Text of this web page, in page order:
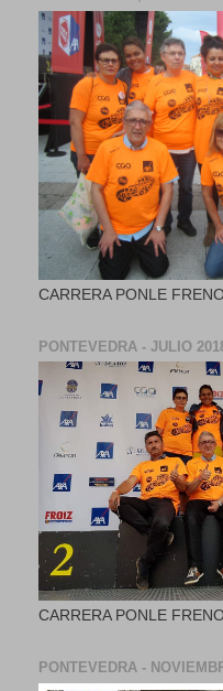
CARRERA PONLE
PONTEVEDRA - JULIO
CARRERA PONLE
PONTEVEDRA -